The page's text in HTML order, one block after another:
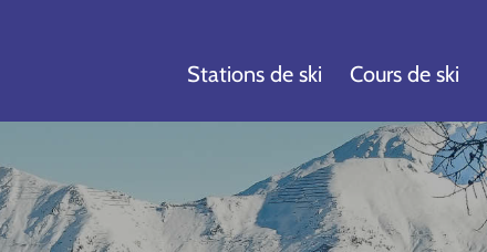
Stations de ski Cours de ski